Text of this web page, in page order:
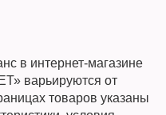
в интернет-магазине
варьируются от
товаров указаны